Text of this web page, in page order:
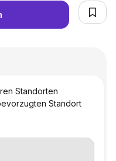
Standorten
Standort